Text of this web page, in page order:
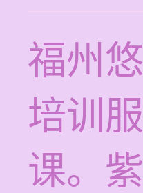
福州
培训
课。